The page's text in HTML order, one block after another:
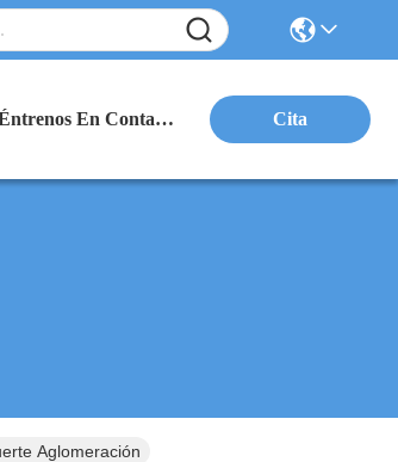
Éntrenos En Contacto Con Cita
Aglomeración